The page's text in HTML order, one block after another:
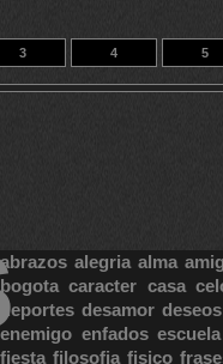
3 4 5
13 14 86
abrazos alegria alma
bogota caracter casa
deportes desamor deseos
enemigo enfados escuela
fiesta filosofia fisico